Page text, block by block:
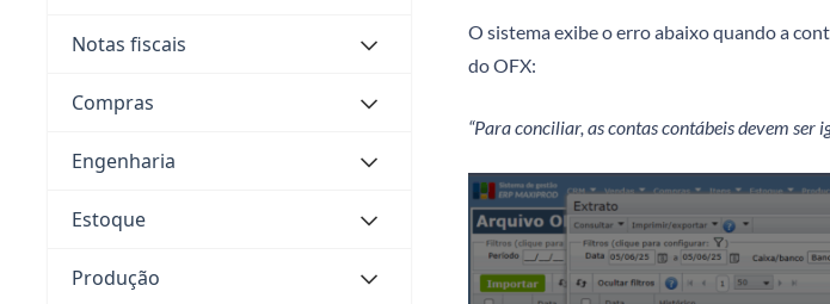
Notas fiscais
Compras
Engenharia
Estoque
Produção
O sistema exibe o erro abaixo quando a
do OFX:
“Para conciliar, as contas contábeis devem ser